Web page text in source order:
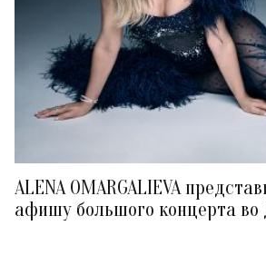
ALENA OMARGALIEVA
афишу большого концерта во